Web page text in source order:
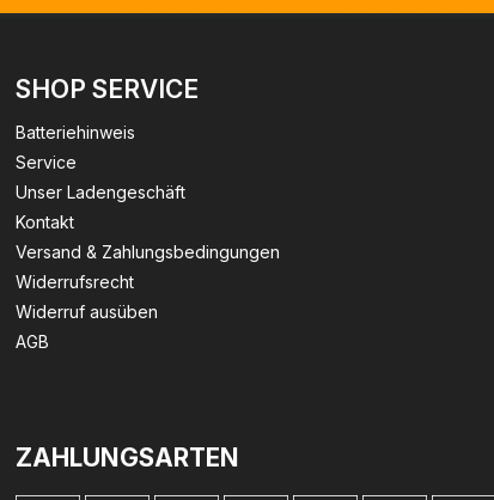
SHOP SERVICE
Batteriehinweis
Service
Unser Ladengeschäft
Kontakt
Versand & Zahlungsbedingungen
Widerrufsrecht
Widerruf ausüben
AGB
ZAHLUNGSARTEN